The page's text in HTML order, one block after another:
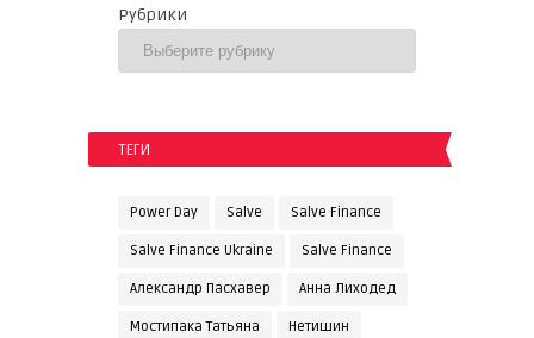
Рубрики
ТЕГИ
Power Day Salve Salve Finance
Salve Finance Ukraine Salve Finanсe
Александр Пасхавер Анна Лиходед
Мостипака Татьяна Нетишин